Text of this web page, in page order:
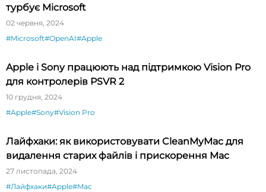
турбує Microsoft
02 червня, 2024
#Microsoft#OpenAI#Apple
Apple і Sony працюють над підтримкою Vision Pro
для контролерів PSVR 2
10 грудня, 2024
#Apple#Sony#Vision Pro
Лайфхаки: як використовувати CleanMyMac для
видалення старих файлів і прискорення Mac
27 листопада, 2024
#Лайфхаки#Apple#Mac